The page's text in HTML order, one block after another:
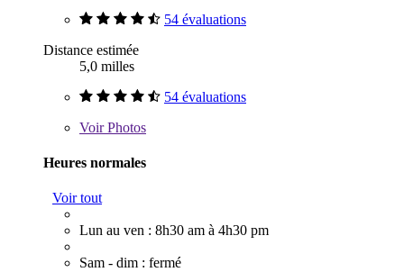
54 évaluations
Distance estimée
5,0 milles
54 évaluations
VoirPhotos
Heures normales
Voir tout
Lun au ven : 8h30 am à 4h30 pm
Sam - dim : fermé